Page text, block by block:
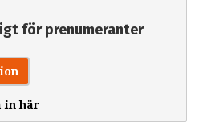
för prenumeranter
in här